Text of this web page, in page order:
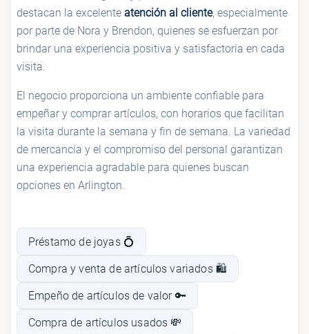
destacan la excelente atención al cliente, especialmente
por parte de Nora y Brendon, quienes se esfuerzan por
brindar una experiencia positiva y satisfactoria en cada
visita.
El negocio proporciona un ambiente confiable para
empeñar y comprar artículos, con horarios que facilitan
la visita durante la semana y fin de semana. La variedad
de mercancía y el compromiso del personal garantizan
una experiencia agradable para quienes buscan
opciones en Arlington.
Préstamo de joyas 💍
Compra y venta de artículos variados 🛍️
Empeño de artículos de valor 🔑
Compra de artículos usados 💸